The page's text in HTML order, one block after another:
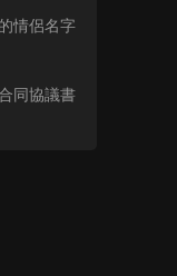
情侶名字
同協議書